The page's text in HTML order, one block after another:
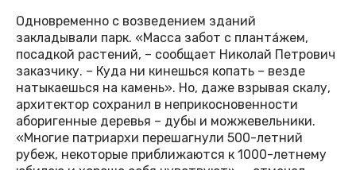
Одновременно с возведением зданий
закладывали парк. «Масса забот с планта́жем,
посадкой растений, – сообщает Николай Петрович
заказчику. – Куда ни кинешься копать – везде
натыкаешься на камень». Но, даже взрывая скалу,
архитектор сохранил в неприкосновенности
аборигенные деревья – дубы и можжевельники.
«Многие патриархи перешагнули 500-летний
рубеж, некоторые приближаются к 1000-летнему